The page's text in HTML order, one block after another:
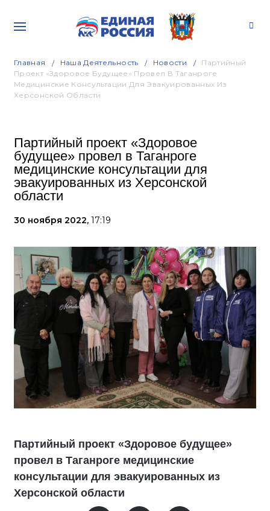
Главная Наша Деятельность Новости
Партийный
Проект «Здоровое Будущее» Провел В Таганроге
Медицинские Консультации Для Эвакуированных Из
Херсонской Области
Партийный проект «Здоровое
будущее» провел в Таганроге
медицинские консультации для
эвакуированных из Херсонской
области
30 ноября 2022, 17:19
Партийный проект «Здоровое будущее»
провел в Таганроге медицинские
консультации для эвакуированных из
Херсонской области